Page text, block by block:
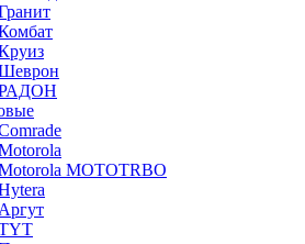
MOTOTRBO
Аргут